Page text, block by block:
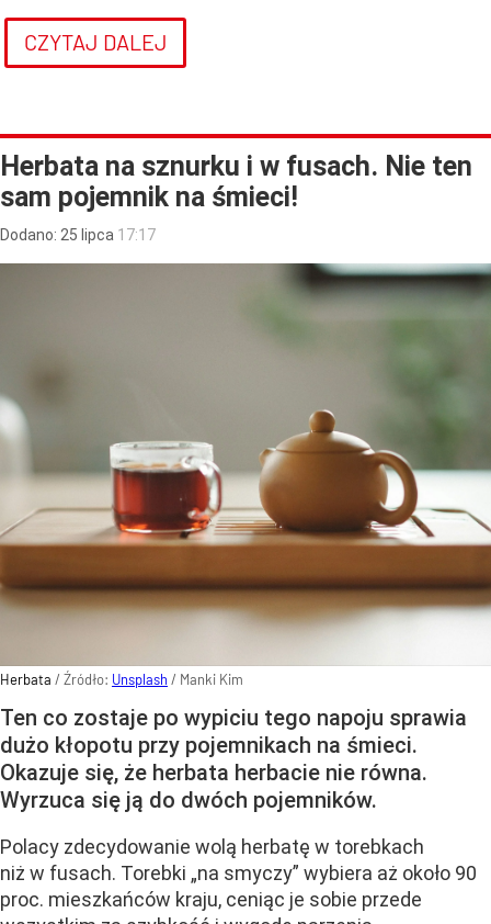
CZYTAJ DALEJ
Herbata na sznurku i w fusach. Nie ten
sam pojemnik na śmieci!
Dodano: 25 lipca 17:17
Herbata / Źródło: Unsplash / Manki Kim
Ten co zostaje po wypiciu tego napoju sprawia
dużo kłopotu przy pojemnikach na śmieci.
Okazuje się, że herbata herbacie nie równa.
Wyrzuca się ją do dwóch pojemników.
Polacy zdecydowanie wolą herbatę w torebkach
niż w fusach. Torebki „na smyczy” wybiera aż około 90
proc. mieszkańców kraju, ceniąc je sobie przede